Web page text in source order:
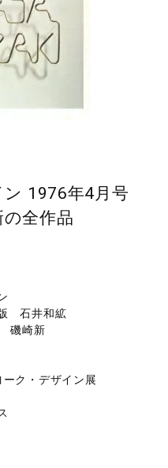
1976年4月号
全作品
石井和絋
磯崎新
ク・デザイン展